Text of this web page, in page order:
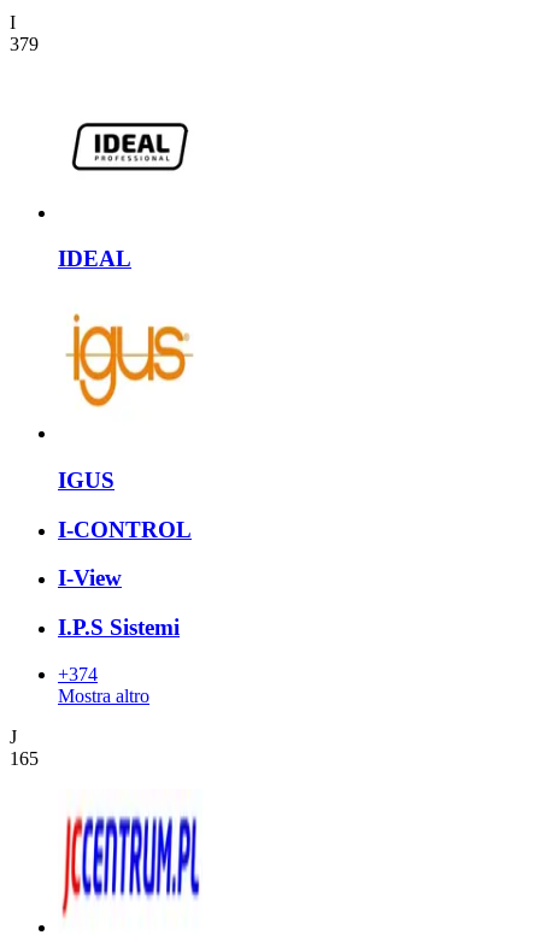
I
379
IDEAL
IGUS
I-CONTROL
I-View
I.P.S Sistemi
+374
Mostra altro
J
165